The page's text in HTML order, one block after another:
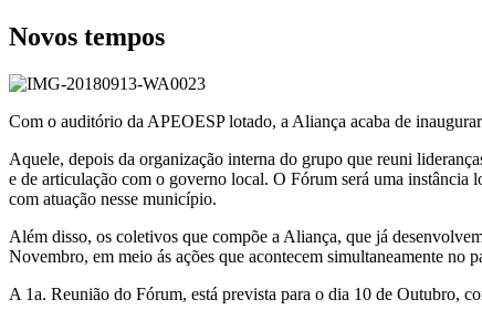
Novos tempos
Com o auditório da APEOESP lotado, a Aliança acaba de
Aquele, depois da organização interna do grupo que reuni
e de articulação com o governo local. O Fórum será uma instância
com atuação nesse município.
Além disso, os coletivos que compõe a Aliança, que já
Novembro, em meio ás ações que acontecem simultaneamente no
A 1a. Reunião do Fórum, está prevista para o dia 10 de Outubro,